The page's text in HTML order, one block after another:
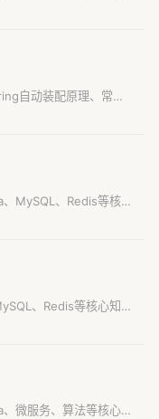
开提问。
自动装配原理、常用
方式、JVM堆内新生
MySQL、Redis等核心
AI算法工程师面试的求
、Redis等核心知识
法工程师面试的求职者
微服务、算法等核心知